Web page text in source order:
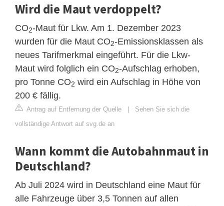
Wird die Maut verdoppelt?
CO2-Maut für Lkw. Am 1. Dezember 2023
wurden für die Maut CO2-Emissionsklassen als
neues Tarifmerkmal eingeführt. Für die Lkw-
Maut wird folglich ein CO2-Aufschlag erhoben,
pro Tonne CO2 wird ein Aufschlag in Höhe von
200 € fällig.
Antrag auf Entfernung der Quelle | Sehen Sie sich die
vollständige Antwort auf svg.de an
Wann kommt die Autobahnmaut in
Deutschland?
Ab Juli 2024 wird in Deutschland eine Maut für
alle Fahrzeuge über 3,5 Tonnen auf allen